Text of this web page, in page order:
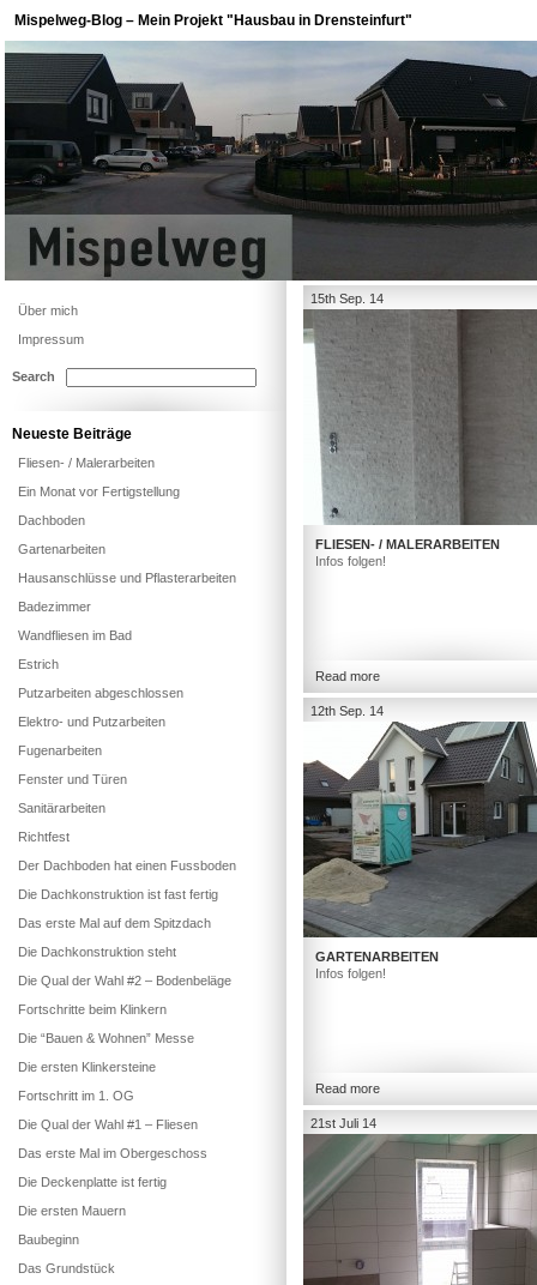
Mispelweg-Blog – Mein Projekt "Hausbau in Drensteinfurt"
15th Sep. 14
FLIESEN- / MALERARBEITEN
Infos folgen!
Read more
12th Sep. 14
GARTENARBEITEN
Infos folgen!
Read more
21st Juli 14
Über mich
Impressum
Search
Neueste Beiträge
Fliesen- / Malerarbeiten
Ein Monat vor Fertigstellung
Dachboden
Gartenarbeiten
Hausanschlüsse und Pflasterarbeiten
Badezimmer
Wandfliesen im Bad
Estrich
Putzarbeiten abgeschlossen
Elektro- und Putzarbeiten
Fugenarbeiten
Fenster und Türen
Sanitärarbeiten
Richtfest
Der Dachboden hat einen Fussboden
Die Dachkonstruktion ist fast fertig
Das erste Mal auf dem Spitzdach
Die Dachkonstruktion steht
Die Qual der Wahl #2 – Bodenbeläge
Fortschritte beim Klinkern
Die “Bauen & Wohnen” Messe
Die ersten Klinkersteine
Fortschritt im 1. OG
Die Qual der Wahl #1 – Fliesen
Das erste Mal im Obergeschoss
Die Deckenplatte ist fertig
Die ersten Mauern
Baubeginn
Das Grundstück